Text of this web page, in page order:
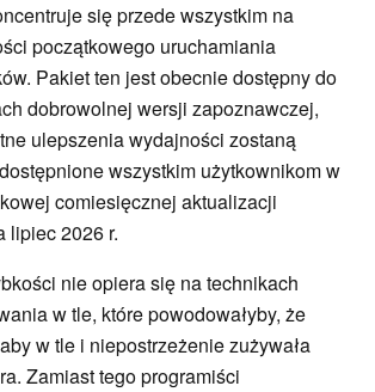
się przede wszystkim na
początkowego uruchamiania
Pakiet ten jest obecnie dostępny do
dobrowolnej wersji zapoznawczej,
ulepszenia wydajności zostaną
wszystkim użytkownikom w
comiesięcznej aktualizacji
lipiec 2026 r.
nie opiera się na technikach
w tle, które powodowałyby, że
w tle i niepostrzeżenie zużywała
Zamiast tego programiści